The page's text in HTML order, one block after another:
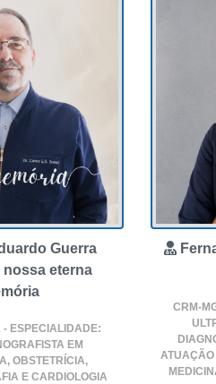
Guerra
nossa eterna
ESPECIALIDADE:
EM
OBSTETRÍCIA,
E CARDIOLOGIA
CRM-